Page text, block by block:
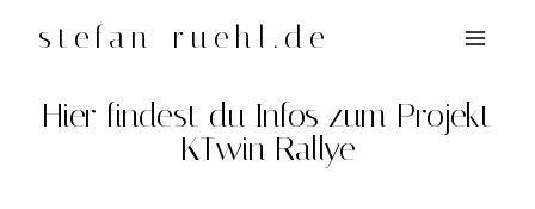
Inhaltstefan-ruehl.de
Hier findest du Infos zum Projekt
KTwin Rallye